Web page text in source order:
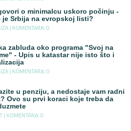
o minimalcu uskoro počinju -
je Srbija na evropskoj listi?
| KOMENTARA: 0
zabluda oko programa "Svoj na
- Upis u katastar nije isto što i
| KOMENTARA: 0
u penziju, a nedostaje vam radni
Ovo su prvi koraci koje treba da
| KOMENTARA: 0